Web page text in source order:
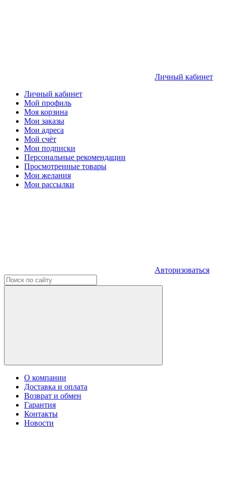
Личный кабинет
Личный кабинет
Мой профиль
Моя корзина
Мои заказы
Мои адреса
Мой счёт
Мои подписки
Персональные рекомендации
Просмотренные товары
Мои желания
Мои рассылки
Авторизоваться
О компании
Доставка и оплата
Возврат и обмен
Гарантия
Контакты
Новости